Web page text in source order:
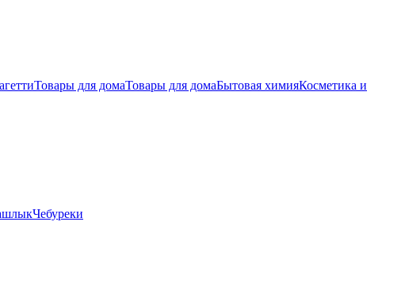
Товары для домаТовары для домаБытовая химияКосметика и
Чебуреки